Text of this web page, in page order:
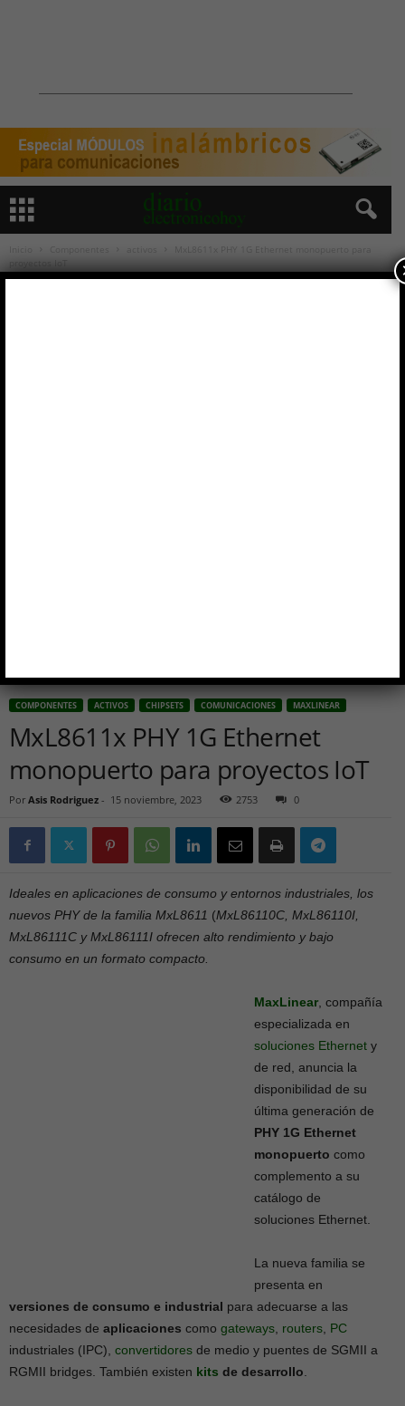
Componentes activos
MxL8611x PHY 1G Ethernet monopuerto para
proyectos IoT
COMPONENTES ACTIVOS CHIPSETS COMUNICACIONES MAXLINEAR
MxL8611x PHY 1G Ethernet
monopuerto para proyectos IoT
Por Asis Rodriguez - 15 noviembre, 2023 2753 0
Ideales en aplicaciones de consumo y entornos industriales, los
nuevos PHY de la familia MxL8611 (MxL86110C, MxL86110I,
MxL86111C y MxL86111I ofrecen alto rendimiento y bajo
consumo en un formato compacto.
MaxLinear , compañía
especializada en
soluciones Ethernet y
de red, anuncia la
disponibilidad de su
última generación de
PHY 1G Ethernet
monopuerto como
complemento a su
catálogo de
soluciones Ethernet.
La nueva familia se
presenta en
versiones de consumo e industrial para adecuarse a las
necesidades de aplicaciones como gateways routers PC
industriales (IPC), convertidores de medio y puentes de SGMII a
RGMII bridges. También existen kits de desarrollo